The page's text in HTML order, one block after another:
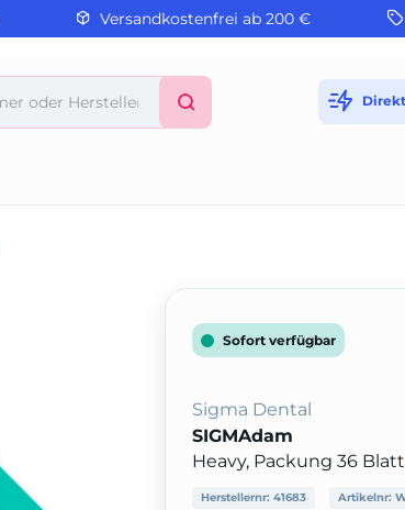
Versandkostenfrei ab 200 €
Sofort verfügbar
Sigma Dental
SIGMAdam
Heavy, Packung 36 Blatt
Herstellernr: 41683 Artikelnr: